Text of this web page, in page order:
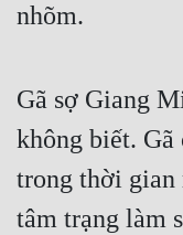
nhõm.
Gã sợ Giang
không biết.
trong thời gian
tâm trạng làm